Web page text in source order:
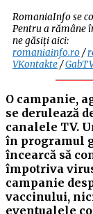
RomaniaInfo se
Pentru a rămâne
ne găsiți aici:
romaniainfo.ro/
VKontakte/
O campanie,
se derulează
canalele TV.
în programul
încearcă să
împotriva
campanie
vaccinului,
eventualele